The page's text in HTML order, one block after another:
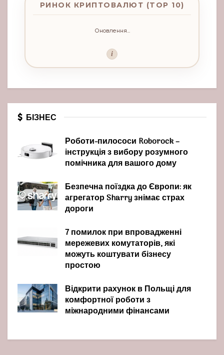
РИНОК КРИПТОВАЛЮТ (TOP 10)
Оновлення...
i
БІЗНЕС
Роботи-пилососи Roborock –
інструкція з вибору розумного
помічника для вашого дому
Безпечна поїздка до Європи: як
агрегатор Sharry знімає страх
дороги
7 помилок при впровадженні
мережевих комутаторів, які
можуть коштувати бізнесу
простою
Відкрити рахунок в Польщі для
комфортної роботи з
міжнародними фінансами